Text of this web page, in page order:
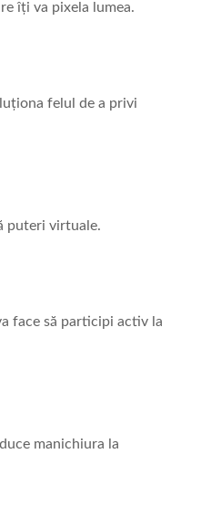
îți va pixela lumea.
felul de a privi
puteri virtuale.
face să participi activ la
manichiura la